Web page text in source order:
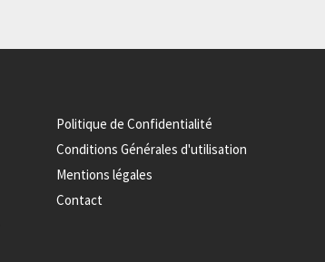
Politique de Confidentialité
Conditions Générales d'utilisation
Mentions légales
Contact